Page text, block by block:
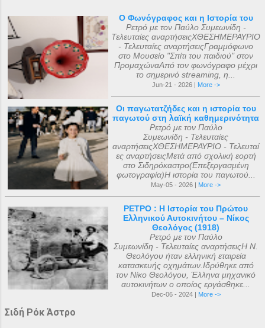
Ο Φωνόγραφος και η Ιστορία του
Ρετρό με τον Παύλο Συμεωνίδη -
Τελευταίες αναρτήσειςΧΘΕΣΗΜΕΡΑΥΡΙΟ
- Τελευταίες αναρτήσειςΓραμμόφωνο
στο Μουσείο "Σπίτι του παιδιού" στον
ΠρομαχώναΑπό τον φωνόγραφο μέχρι
το σημερινό streaming, η...
Jun-21 - 2026 | More ->
Οι παγωτατζήδες και η ιστορία του
παγωτού στη λαϊκή καθημερινότητα
Ρετρό με τον Παύλο
Συμεωνίδη - Τελευταίες
αναρτήσειςΧΘΕΣΗΜΕΡΑΥΡΙΟ - Τελευταί
ες αναρτήσειςΜετά από σχολική εορτή
στο Σιδηρόκαστρο(Επεξεργασμένη
φωτογραφία)Η ιστορία του παγωτού...
May-05 - 2026 | More ->
ΡΕΤΡΟ : Η Ιστορία του Πρώτου
Ελληνικού Αυτοκινήτου – Νίκος
Θεολόγος (1918)
Ρετρό με τον Παύλο
Συμεωνίδη - Τελευταίες αναρτήσειςΗ Ν.
Θεολόγου ήταν ελληνική εταιρεία
κατασκευής οχημάτων.Ιδρύθηκε από
τον Νίκο Θεολόγου, Έλληνα μηχανικό
αυτοκινήτων ο οποίος εργάσθηκε...
Dec-06 - 2024 | More ->
Σιδή Ρόκ Άστρο